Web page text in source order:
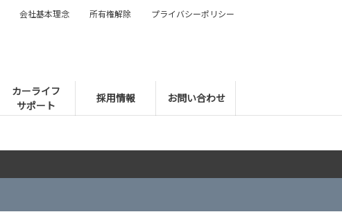
カーライフ
サポート
採用情報 お問い合わせ
会社基本理念 所有権解除 プライバシーポリシー